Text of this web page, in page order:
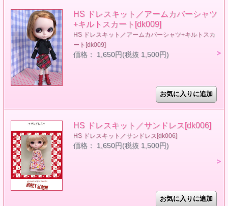
HS ドレスキット／アームカバーシャツ
+キルトスカート[dk009]
HS ドレスキット／アームカバーシャツ+キルトスカ
ート[dk009]
価格： 1,650円(税抜 1,500円)
HS ドレスキット／サンドレス[dk006]
HS ドレスキット／サンドレス[dk006]
価格： 1,650円(税抜 1,500円)